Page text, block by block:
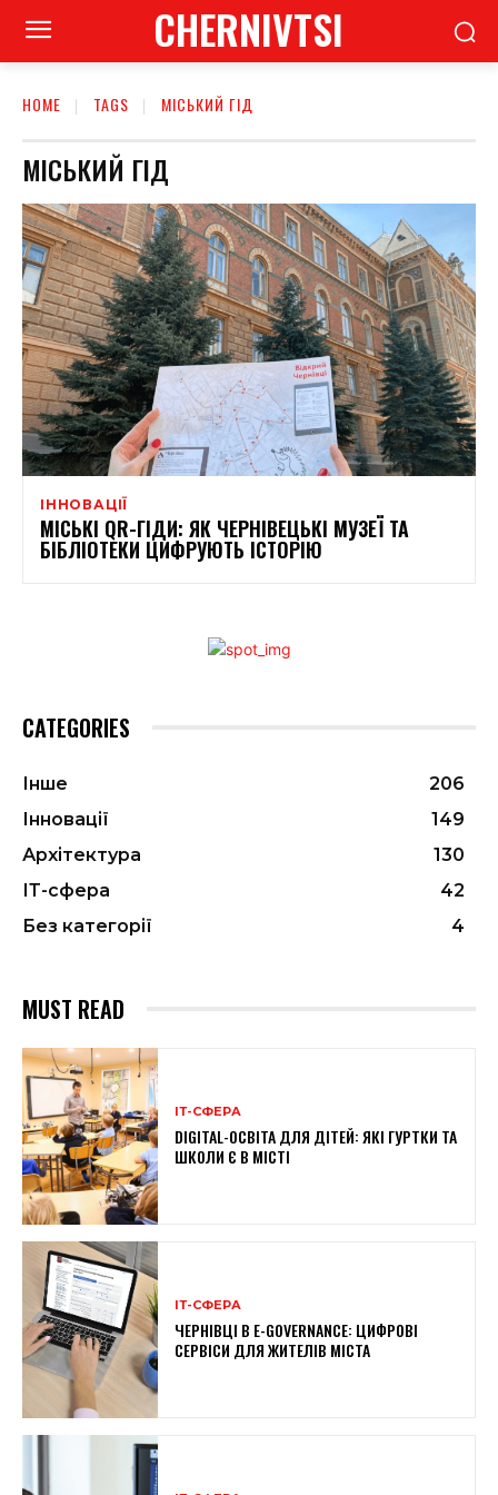
CHERNIVTSI
HOME TAGS МІСЬКИЙ ГІД
МІСЬКИЙ ГІД
ІННОВАЦІЇ
МІСЬКІ QR-ГІДИ: ЯК ЧЕРНІВЕЦЬКІ МУЗЕЇ ТА
БІБЛІОТЕКИ ЦИФРУЮТЬ ІСТОРІЮ
CATEGORIES
Інше
206
Інновації
149
Архітектура
130
ІТ-сфера
42
Без категорії
4
MUST READ
ІТ-СФЕРА
DIGITAL-ОСВІТА ДЛЯ ДІТЕЙ: ЯКІ ГУРТКИ ТА
ШКОЛИ Є В МІСТІ
ІТ-СФЕРА
ЧЕРНІВЦІ В E-GOVERNANCE: ЦИФРОВІ
СЕРВІСИ ДЛЯ ЖИТЕЛІВ МІСТА